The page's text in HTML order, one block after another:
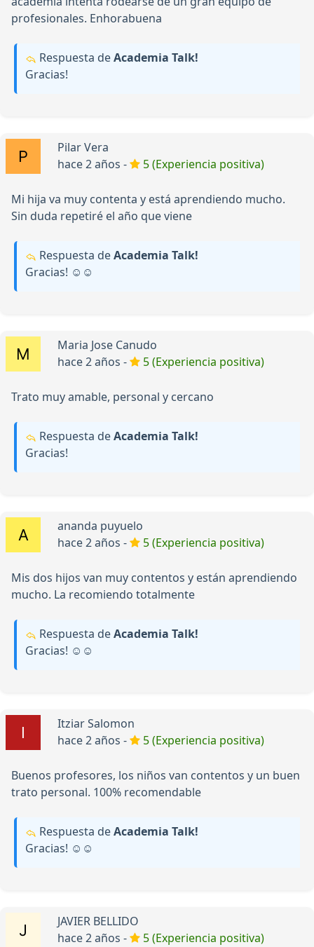
profesionales. Enhorabuena
Respuesta deAcademia Talk!
Gracias!
Pilar Vera
hace 2 años -
5 (Experiencia positiva)
Mi hija va muy contenta y está aprendiendo mucho.
Sin duda repetiré el año que viene
Respuesta deAcademia Talk!
Gracias! ☺️☺️
Maria Jose Canudo
hace 2 años -
5 (Experiencia positiva)
Trato muy amable, personal y cercano
Respuesta deAcademia Talk!
Gracias!
ananda puyuelo
hace 2 años -
5 (Experiencia positiva)
Mis dos hijos van muy contentos y están aprendiendo
mucho. La recomiendo totalmente
Respuesta deAcademia Talk!
Gracias! ☺️☺️
Itziar Salomon
hace 2 años -
5 (Experiencia positiva)
Buenos profesores, los niños van contentos y un buen
trato personal. 100% recomendable
Respuesta deAcademia Talk!
Gracias! ☺️☺️
JAVIER BELLIDO
hace 2 años -
5 (Experiencia positiva)